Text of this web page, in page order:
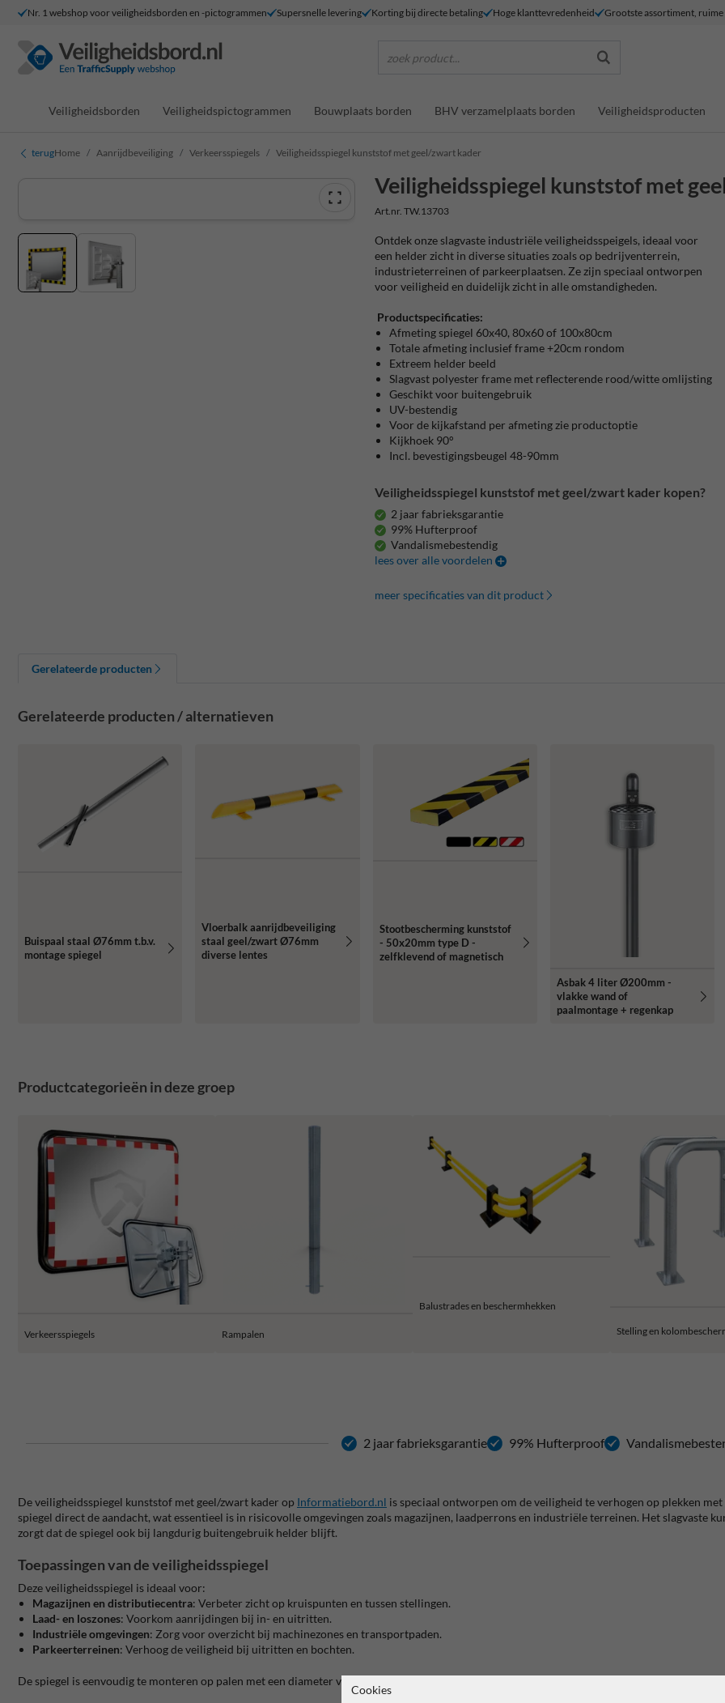
Nr. 1 webshop voor veiligheidsborden en -pictogrammen Supersnelle levering Korting bij directe betaling Hoge klanttevredenheid Grootste assortiment,
zoek product...
Veiligheidsborden Veiligheidspictogrammen Bouwplaats borden BHV verzamelplaats borden Veiligheidsproducten
terugHome Aanrijdbeveiliging Verkeersspiegels Veiligheidsspiegel kunststof met geel/zwart kader
Veiligheidsspiegel kunststof met
Art.nr. TW.13703
Ontdek onze slagvaste industriële veiligheidsspeigels, ideaal voor
een helder zicht in diverse situaties zoals op bedrijventerrein,
industrieterreinen of parkeerplaatsen. Ze zijn speciaal ontworpen
voor veiligheid en duidelijk zicht in alle omstandigheden.
Productspecificaties:
Afmeting spiegel 60x40, 80x60 of 100x80cm
Totale afmeting inclusief frame +20cm rondom
Extreem helder beeld
Slagvast polyester frame met reflecterende rood/witte omlijsting
Geschikt voor buitengebruik
UV-bestendig
Voor de kijkafstand per afmeting zie productoptie
Kijkhoek 90°
Incl. bevestigingsbeugel 48-90mm
Veiligheidsspiegel kunststof met geel/zwart kader kopen?
2 jaar fabrieksgarantie
99% Hufterproof
Vandalismebestendig
lees over alle voordelen
meer specificaties van dit product
Gerelateerde producten
Gerelateerde producten / alternatieven
Buispaal staal Ø76mm t.b.v.
montage spiegel
Vloerbalk aanrijdbeveiliging
staal geel/zwart Ø76mm
diverse lentes
Stootbescherming kunststof
- 50x20mm type D -
zelfklevend of magnetisch
Asbak 4 liter Ø200mm -
vlakke wand of
paalmontage + regenkap
Productcategorieën in deze groep
Verkeersspiegels Rampalen
Balustrades en beschermhekken
Stelling en
2 jaar fabrieksgarantie 99% Hufterproof
De veiligheidsspiegel kunststof met geel/zwart kader op Informatiebord.nl is speciaal ontworpen om de veiligheid te verhogen op plekken
spiegel direct de aandacht, wat essentieel is in risicovolle omgevingen zoals magazijnen, laadperrons en industriële terreinen. Het slagvaste
zorgt dat de spiegel ook bij langdurig buitengebruik helder blijft.
Toepassingen van de veiligheidsspiegel
Deze veiligheidsspiegel is ideaal voor:
Magazijnen en distributiecentra: Verbeter zicht op kruispunten en tussen stellingen.
Laad- en loszones: Voorkom aanrijdingen bij in- en uitritten.
Industriële omgevingen: Zorg voor overzicht bij machinezones en transportpaden.
Parkeerterreinen: Verhoog de veiligheid bij uitritten en bochten.
De spiegel is eenvoudig te monteren op palen met een diameter van 48 tot 90 mm, dankzij de meegeleverde bevestigingsbeugel.
Cookies